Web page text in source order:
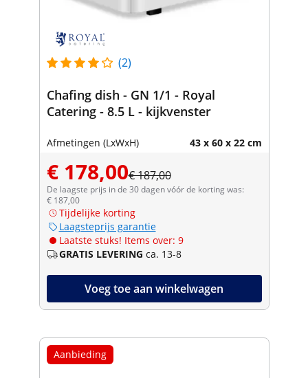
(2)
Chafing dish - GN 1/1 - Royal
Catering - 8.5 L - kijkvenster
Afmetingen (LxWxH) 43 x 60 x 22 cm
€ 178,00€ 187,00
De laagste prijs in de 30 dagen vóór de korting was:
€ 187,00
Tijdelijke korting
Laagsteprijs garantie
Laatste stuks! Items over: 9
GRATIS LEVERING ca. 13-8
Voeg toe aan winkelwagen
Aanbieding